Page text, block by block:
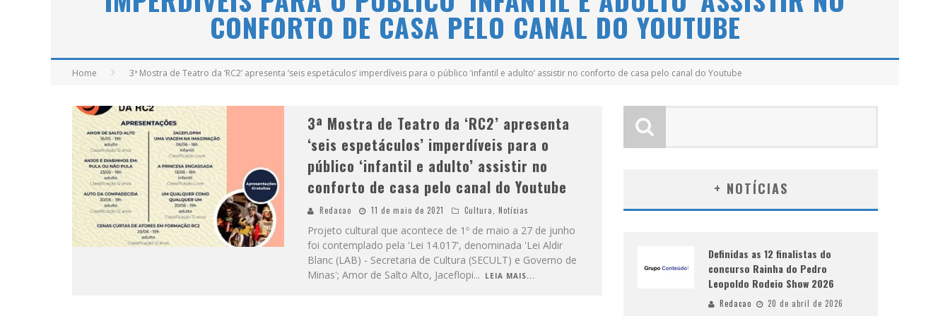
CONFORTO DE CASA PELO CANAL DO YOUTUBE
Home 3ª Mostra de Teatro da ‘RC2’ apresenta ‘seis espetáculos’ imperdíveis para o público ‘infantil e adulto’ assistir no conforto de casa pelo canal do Youtube
3ª Mostra de Teatro da ‘RC2’ apresenta
‘seis espetáculos’ imperdíveis para o
público ‘infantil e adulto’ assistir no
conforto de casa pelo canal do Youtube
Redacao 11 de maio de 2021 Cultura Notícias
Projeto cultural que acontece de 1º de maio a 27 de junho
foi contemplado pela 'Lei 14.017', denominada 'Lei Aldir
Blanc (LAB) - Secretaria de Cultura (SECULT) e Governo de
Minas'; Amor de Salto Alto, Jaceflopi... LEIA MAIS...
+ NOTÍCIAS
Definidas as 12 finalistas do
concurso Rainha do Pedro
Leopoldo Rodeio Show 2026
Redacao 20 de abril de 2026